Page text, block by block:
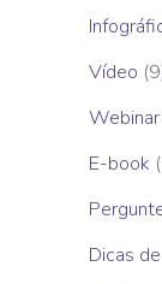
Vídeo
Webinar
E-book
Dicas